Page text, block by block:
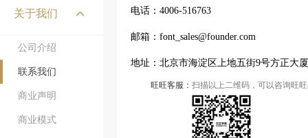
报纸
产权保护
授权认证
品牌客户
关于我们
公司介绍
联系我们
商业声明
商业模式
电话：4006-516763
邮箱：font_sales@founder.com
地址：北京市海淀区上地五街9号方正大
旺旺客服： 扫描以上二维码，可以咨询旺